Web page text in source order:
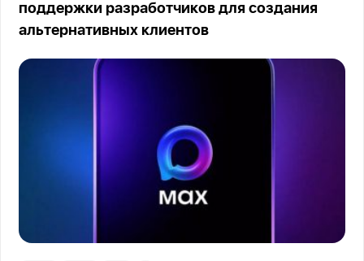
поддержки разработчиков для создания
альтернативных клиентов